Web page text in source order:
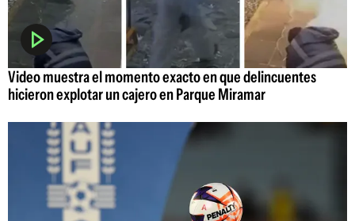
Video muestra el momento exacto en que delincuentes
hicieron explotar un cajero en Parque Miramar